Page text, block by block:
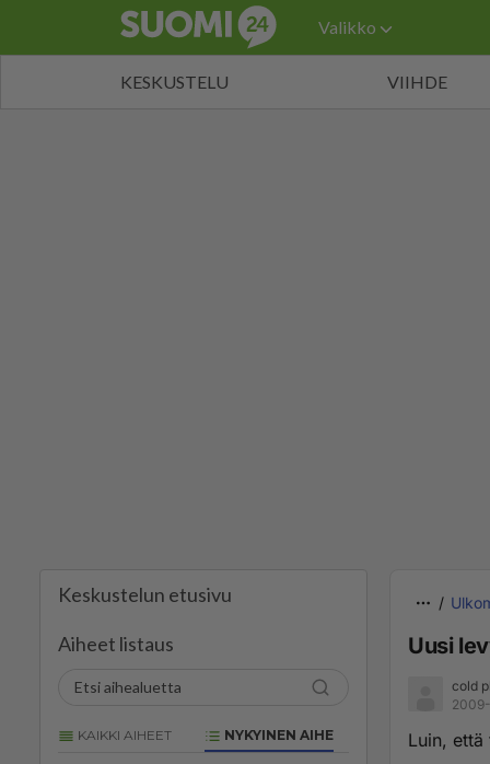
Valikko
KESKUSTELU VIIHDE
Keskustelun etusivu
Aiheet listaus
KAIKKI AIHEET NYKYINEN AIHE
Uusi
cold
Luin,